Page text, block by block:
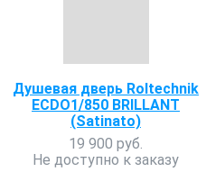
Душевая дверь Roltechnik
ECDO1/850 BRILLANT
(Satinato)
19 900 руб.
Не доступно к заказу